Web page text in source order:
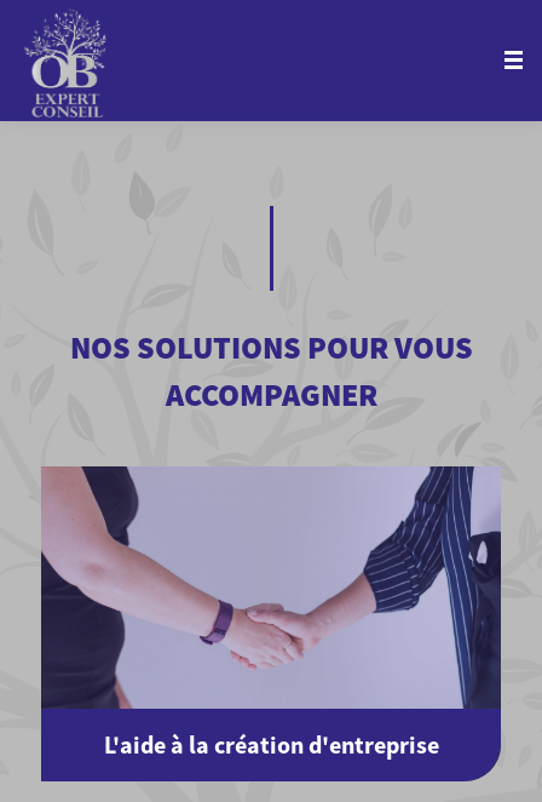
NOS SOLUTIONS POUR VOUS
ACCOMPAGNER
L'aide à la création d'entreprise